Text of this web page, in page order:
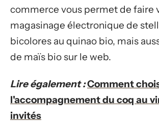
commerce vous permet de faire
magasinage électronique de
bicolores au quinao bio, mais
de maïs bio sur le web.
Lire également :Comment
l'accompagnement du coq au
invités